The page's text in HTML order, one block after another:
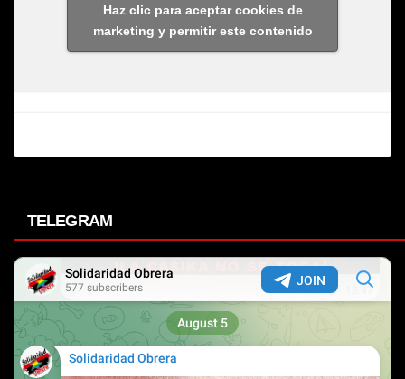
Haz clic para aceptar cookies de
marketing y permitir este contenido
TELEGRAM